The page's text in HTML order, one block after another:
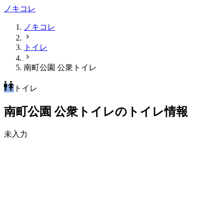
ノキコレ
ノキコレ
トイレ
南町公園 公衆トイレ
トイレ
南町公園 公衆トイレのトイレ情報
未入力